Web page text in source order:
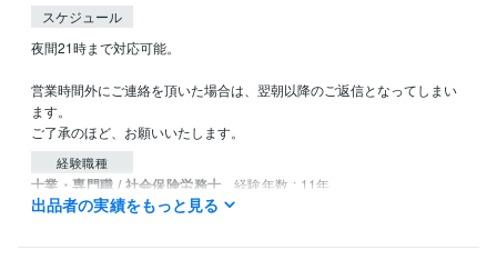
スケジュール
夜間21時まで対応可能。
営業時間外にご連絡を頂いた場合は、翌朝以降のご返信となってしまい
ます。
ご了承のほど、お願いいたします。
経験職種
士業・専門職 / 社会保険労務士 経験年数 : 11年
うつ病・メンタル不調　復活の定理 『心が壊れた時』に生れる パ
出品者の実績をもっと見る